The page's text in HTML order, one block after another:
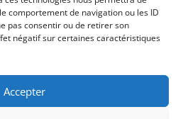
comportement de navigation ou les ID
pas consentir ou de retirer son
négatif sur certaines caractéristiques
Accepter
/ AMÉLIORATION/
NETTOYAGE/ RÉPARATION
dans très mauvais état.
Batterie HS Disque dur lent
Pas de chargeur Nous